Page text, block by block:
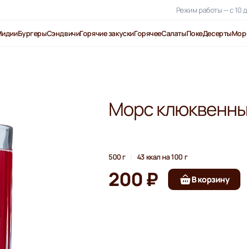
Режим работы — с 10
БургерыСэндвичиГорячие закускиГорячееСалатыПокеДесерты
Морс
500 г 43 ккал на 100 г
200 ₽ В корзину